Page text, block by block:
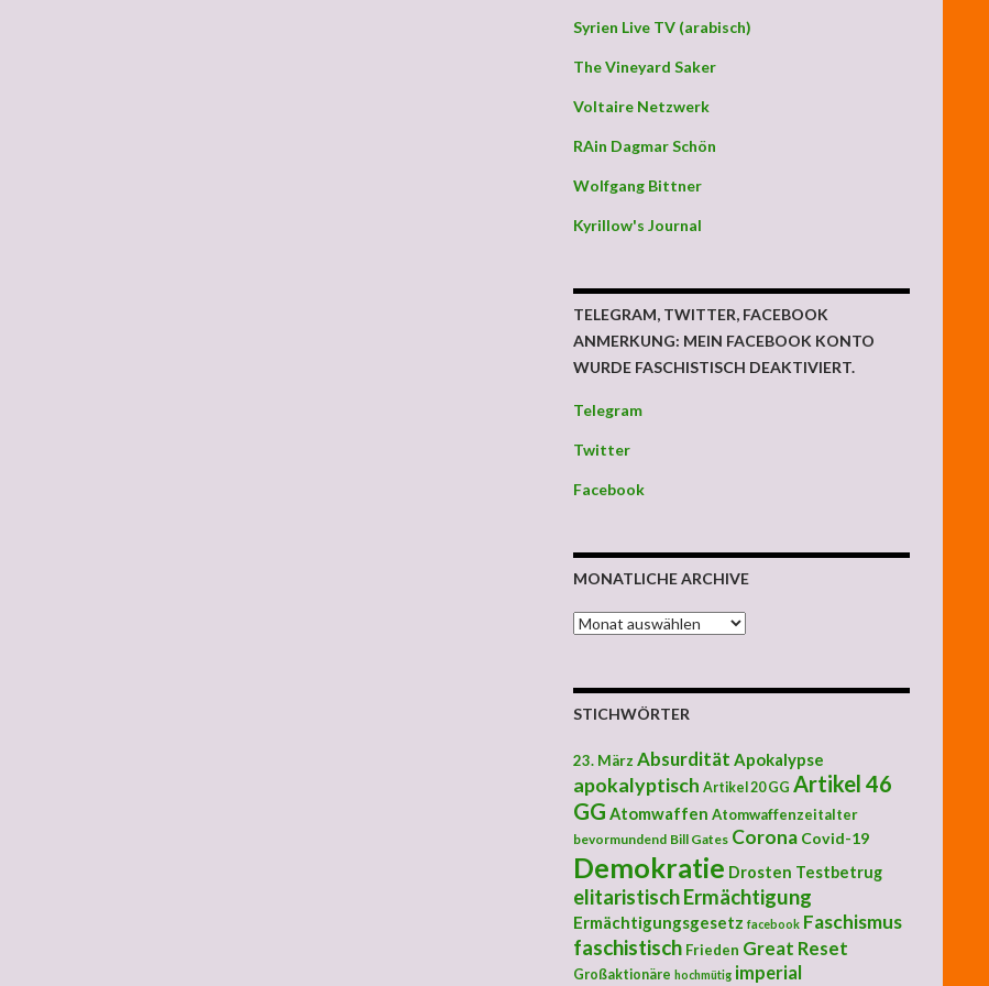
Syrien Live TV (arabisch)
The Vineyard Saker
Voltaire Netzwerk
RAin Dagmar Schön
Wolfgang Bittner
Kyrillow's Journal
TELEGRAM, TWITTER, FACEBOOK
ANMERKUNG: MEIN FACEBOOK KONTO
WURDE FASCHISTISCH DEAKTIVIERT.
Telegram
Twitter
Facebook
MONATLICHE ARCHIVE
MONATLICHE ARCHIVE
STICHWÖRTER
23. März Absurdität Apokalypse
apokalyptisch Artikel 20 GG Artikel 46
GG Atomwaffen Atomwaffenzeitalter
bevormundend Bill Gates Corona Covid-19
Demokratie Drosten Testbetrug
elitaristischErmächtigung
Ermächtigungsgesetz facebook Faschismus
faschistisch Frieden Great Reset
Großaktionäre hochmütig imperial